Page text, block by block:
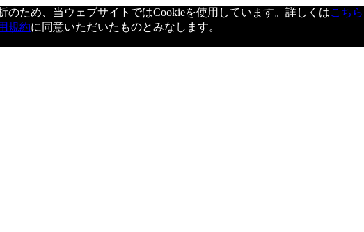
ため、当ウェブサイトではCookieを使用しています。詳しくはこちら
規約に同意いただいたものとみなします。